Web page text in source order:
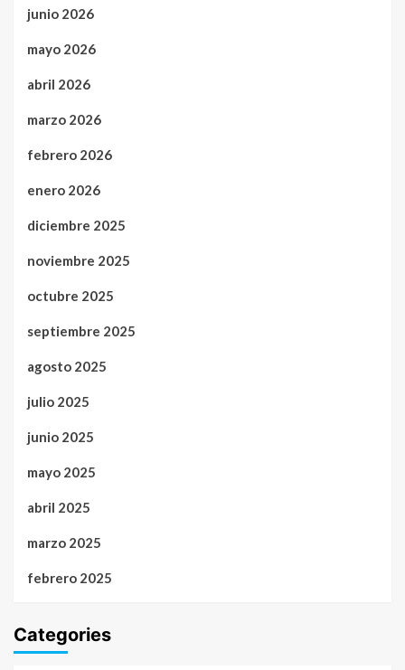
junio 2026
mayo 2026
abril 2026
marzo 2026
febrero 2026
enero 2026
diciembre 2025
noviembre 2025
octubre 2025
septiembre 2025
agosto 2025
julio 2025
junio 2025
mayo 2025
abril 2025
marzo 2025
febrero 2025
Categories